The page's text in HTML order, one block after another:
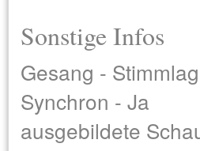
Sonstige Infos
Gesang -
Synchron - Ja
ausgebildete